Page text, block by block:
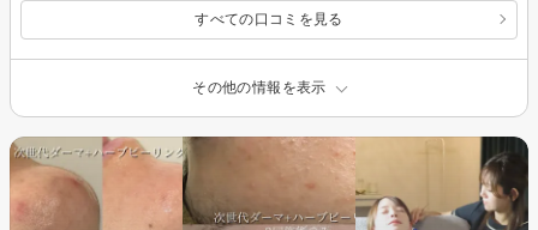
すべての口コミを見る
その他の情報を表示